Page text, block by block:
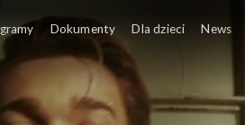
Dokumenty Dla dzieci News